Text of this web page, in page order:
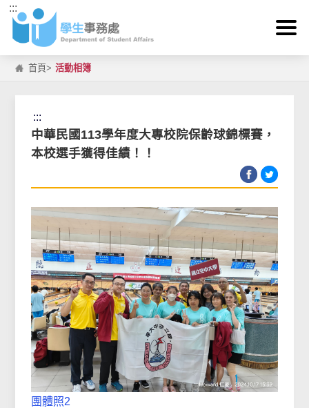
跳到主要內容區塊
:::
首頁> 活動相簿
:::
中華民國113學年度大專校院保齡球錦標賽，
本校選手獲得佳績！！
團體照2